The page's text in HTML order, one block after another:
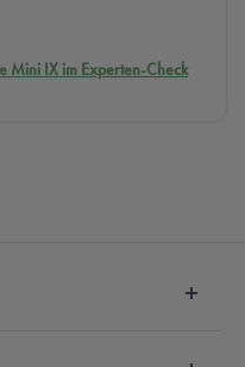
Mini IX im Experten-Check